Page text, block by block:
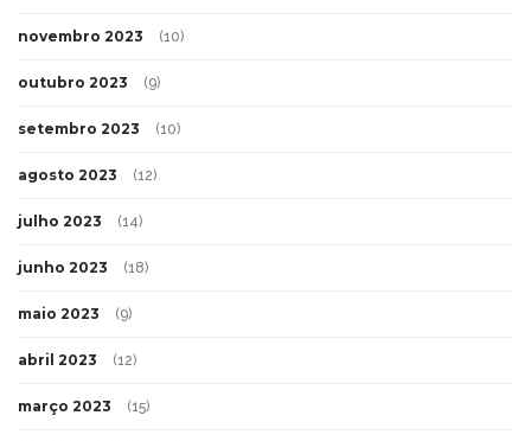
novembro 2023 (10)
outubro 2023 (9)
setembro 2023 (10)
agosto 2023 (12)
julho 2023 (14)
junho 2023 (18)
maio 2023 (9)
abril 2023 (12)
março 2023 (15)